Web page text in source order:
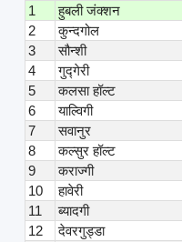
1
हुबली जंक्शन
2
कुन्दगोल
3
सौन्शी
4
गुद्गेरी
5
कलसा हॉल्ट
6
याल्विगी
7
सवानुर
8
कल्सुर हॉल्ट
9
कराज्गी
10
हावेरी
11
ब्यादगी
12
देवरगुड्डा